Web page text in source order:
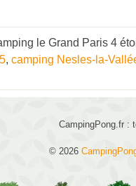
le Grand Paris 4
, camping Nesles-la-
CampingPong.fr :
© 2026